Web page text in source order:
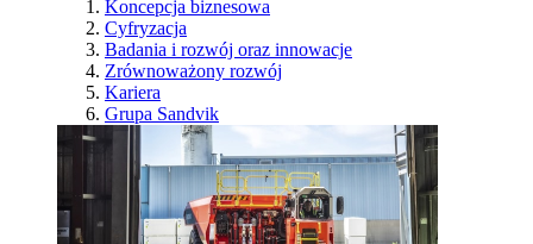
Koncepcja biznesowa
Cyfryzacja
Badania i rozwój oraz innowacje
Zrównoważony rozwój
Kariera
Grupa Sandvik